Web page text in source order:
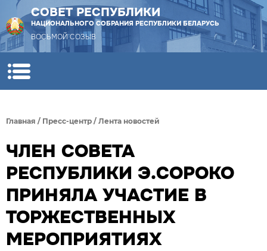
СОВЕТ РЕСПУБЛИКИ
НАЦИОНАЛЬНОГО СОБРАНИЯ РЕСПУБЛИКИ БЕЛАРУСЬ
ВОСЬМОЙ СОЗЫВ
Главная / Пресс-центр / Лента новостей
ЧЛЕН СОВЕТА
РЕСПУБЛИКИ Э.СОРОКО
ПРИНЯЛА УЧАСТИЕ В
ТОРЖЕСТВЕННЫХ
МЕРОПРИЯТИЯХ